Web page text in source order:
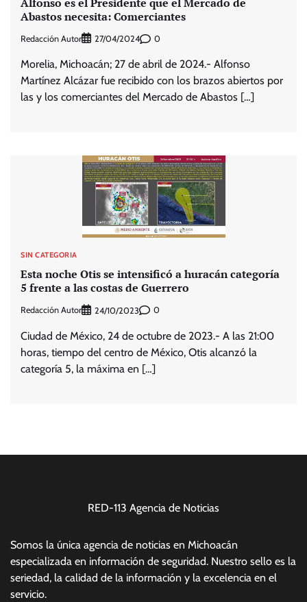
Abastos necesita: Comerciantes
Redacción Autor 27/04/2024 0
Morelia, Michoacán; 27 de abril de 2024.- Alfonso
Martínez Alcázar fue recibido con los brazos abiertos por
las y los comerciantes del Mercado de Abastos […]
SIN CATEGORIA
Esta noche Otis se intensificó a huracán categoría
5 frente a las costas de Guerrero
Redacción Autor 24/10/2023 0
Ciudad de México, 24 de octubre de 2023.- A las 21:00
horas, tiempo del centro de México, Otis alcanzó la
categoría 5, la máxima en […]
RED-113 Agencia de Noticias
Somos la única agencia de noticias en Michoacán
especializada en información de seguridad. Nuestro sello es la
seriedad, la calidad de la información y la excelencia en el
servicio.